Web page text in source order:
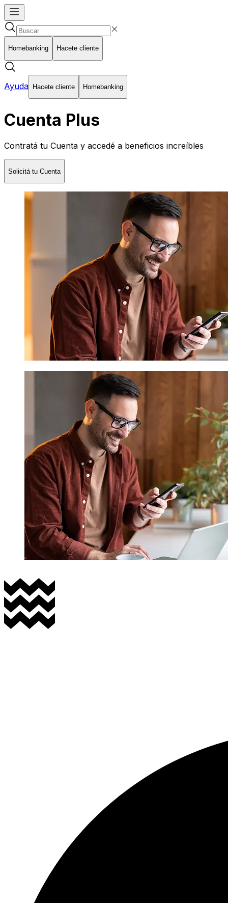
Homebanking Hacete cliente
Ayuda Hacete cliente Homebanking
Cuenta Plus
Contratá tu Cuenta y accedé a beneficios increíbles
Solicitá tu Cuenta